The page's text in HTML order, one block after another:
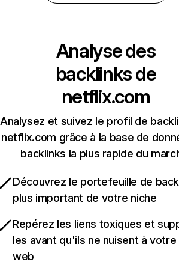
Analyse des
backlinks de
netflix.com
Analysez et suivez le profil de
netflix.com grâce à la base de
backlinks la plus rapide du
Découvrez le portefeuille de
plus important de votre niche
Repérez les liens toxiques et
les avant qu'ils ne nuisent à
web